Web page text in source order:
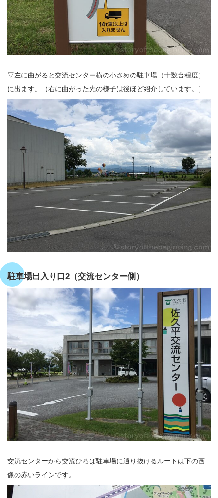
▽左に曲がると交流センター横の小さめの駐車場（十数台程度）
に出ます。（右に曲がった先の様子は後ほど紹介しています。）
駐車場出入り口2（交流センター側）
交流センターから交流ひろば駐車場に通り抜けるルートは下の画
像の赤いラインです。